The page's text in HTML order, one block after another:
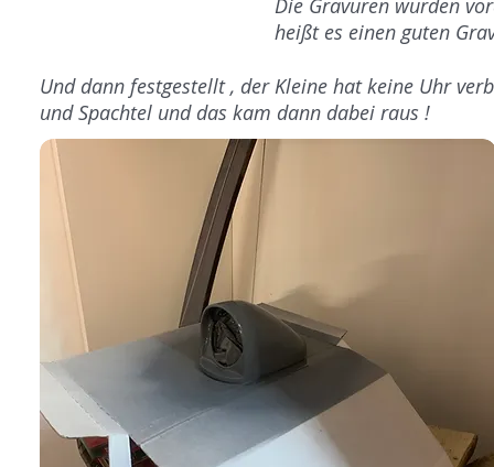
Die Gravuren wurden
heißt es einen guten
Und dann festgestellt , der Kleine hat keine Uhr
und Spachtel und das kam dann dabei raus !